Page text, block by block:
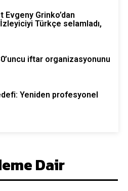
Evgeny Grinko’dan
Türkçe selamladı,
iftar organizasyonunu
Yeniden profesyonel
Dair